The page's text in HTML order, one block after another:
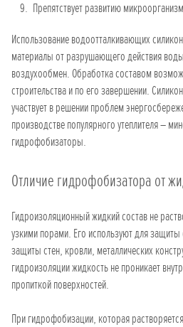
Препятствует развитию
Использование водоотталкивающих
материалы от разрушающего действия
воздухообмен. Обработка составом
строительства и по его завершении.
участвует в решении проблем
производстве популярного утеплителя –
гидрофобизаторы.
Отличие гидрофобизатора от
Гидроизоляционный жидкий состав не
узкими порами. Его используют для
защиты стен, кровли, металлических
гидроизоляции жидкость не проникает
пропиткой поверхностей.
При гидрофобизации, которая